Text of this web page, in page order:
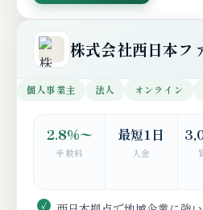
株式会社西日本フ
個人事業主 法人 オンライン
2.8%〜
手数料
最短1日
入金